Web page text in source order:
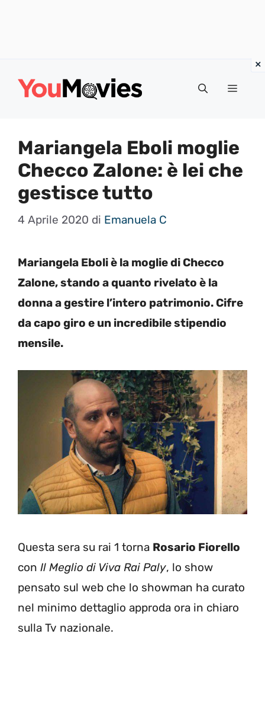
Menu
Mariangela Eboli moglie
Checco Zalone: è lei che
gestisce tutto
4 Aprile 2020 di Emanuela C
Mariangela Eboli è la moglie di Checco
Zalone, stando a quanto rivelato è la
donna a gestire l’intero patrimonio. Cifre
da capo giro e un incredibile stipendio
mensile.
Questa sera su rai 1 torna Rosario Fiorello
con Il Meglio di Viva Rai Paly, lo show
pensato sul web che lo showman ha curato
nel minimo dettaglio approda ora in chiaro
sulla Tv nazionale.